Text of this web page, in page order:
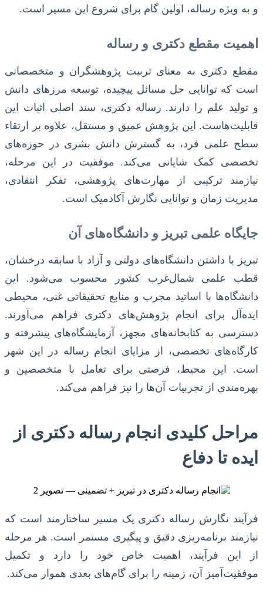
و به ویژه رساله، اولین گام برای شروع این مسیر است.
اهمیت مقطع دکتری و رساله
مقطع دکتری به معنای تربیت پژوهشگران و متخصصانی
است که توانایی حل مسائل پیچیده، توسعه مرزهای دانش
و تولید علم را دارند. رساله دکتری، سند اصلی اثبات این
قابلیت‌هاست. این پژوهش عمیق و مستقل، علاوه بر ارتقاء
سطح علمی فرد، به گسترش دانش بشری در حوزه‌های
تخصصی کمک شایانی می‌کند. موفقیت در این مرحله،
نیازمند ترکیبی از مهارت‌های پژوهشی، تفکر انتقادی،
مدیریت زمان و توانایی نگارش آکادمیک است.
جایگاه علمی تبریز و دانشگاه‌های آن
تبریز با داشتن دانشگاه‌های دولتی و آزاد با سابقه درخشان،
قطب علمی شمال‌غرب کشور محسوب می‌شود. این
دانشگاه‌ها با اساتید مجرب و منابع تحقیقاتی غنی، محیطی
ایده‌آل برای انجام پژوهش‌های دکتری فراهم می‌آورند.
دسترسی به کتابخانه‌های مجهز، آزمایشگاه‌های پیشرفته و
کارگاه‌های تخصصی، از مزایای انجام رساله در این شهر
است. این محیط، فرصتی برای تعامل با متخصصین و
بهره‌مندی از تجربیات آن‌ها را نیز فراهم می‌کند.
مراحل کلیدی انجام رساله دکتری از
ایده تا دفاع
فرآیند نگارش رساله دکتری یک مسیر ساختارمند است که
نیازمند برنامه‌ریزی دقیق و پیگیری مستمر است. هر مرحله
از این فرآیند، اهمیت خاص خود را دارد و تکمیل
موفقیت‌آمیز آن، زمینه را برای گام‌های بعدی هموار می‌کند.